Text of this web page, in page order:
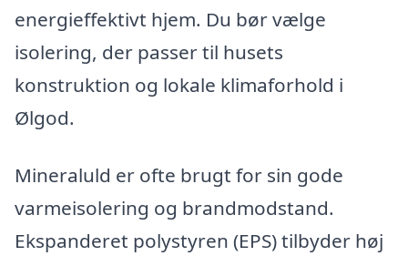
energieffektivt hjem. Du bør vælge
isolering, der passer til husets
konstruktion og lokale klimaforhold i
Ølgod.
Mineraluld er ofte brugt for sin gode
varmeisolering og brandmodstand.
Ekspanderet polystyren (EPS) tilbyder høj